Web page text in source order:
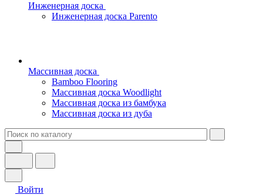
Инженерная доска
Инженерная доска Parento
Массивная доска
Bamboo Flooring
Массивная доска Woodlight
Массивная доска из бамбука
Массивная доска из дуба
Войти